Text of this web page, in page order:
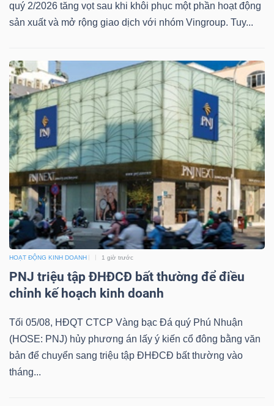
quý 2/2026 tăng vọt sau khi khôi phục một phần hoạt động
sản xuất và mở rộng giao dịch với nhóm Vingroup. Tuy...
HOẠT ĐỘNG KINH DOANH 1 giờ trước
PNJ triệu tập ĐHĐCĐ bất thường để điều
chỉnh kế hoạch kinh doanh
Tối 05/08, HĐQT CTCP Vàng bạc Đá quý Phú Nhuận
(HOSE: PNJ) hủy phương án lấy ý kiến cổ đông bằng văn
bản để chuyển sang triệu tập ĐHĐCĐ bất thường vào
tháng...
CÔNG
NGHỆ
TIN
DỊCH
VỤ
TRUYỀN
THÔNG
TIỆN
ÍCH
BẤT
ĐỘNG